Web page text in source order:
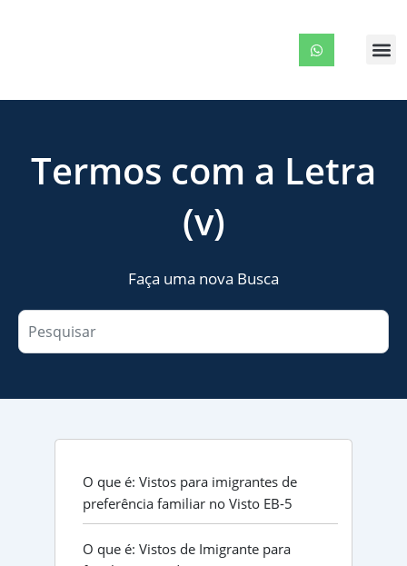
Termos com a Letra
(v)
Faça uma nova Busca
O que é: Vistos para imigrantes de
preferência familiar no Visto EB-5
O que é: Vistos de Imigrante para